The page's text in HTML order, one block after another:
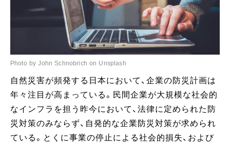
Photo by John Schnobrich on Unsplash
自然災害が頻発する日本において、企業の防災計画は
年々注目が高まっている。民間企業が大規模な社会的
なインフラを担う昨今において、法律に定められた防
災対策のみならず、自発的な企業防災対策が求められ
ている。とくに事業の停止による社会的損失、および